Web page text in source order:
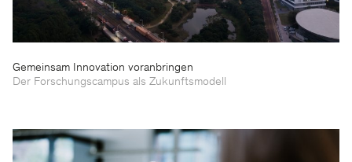
Gemeinsam Innovation voranbringen
Der Forschungscampus als Zukunftsmodell